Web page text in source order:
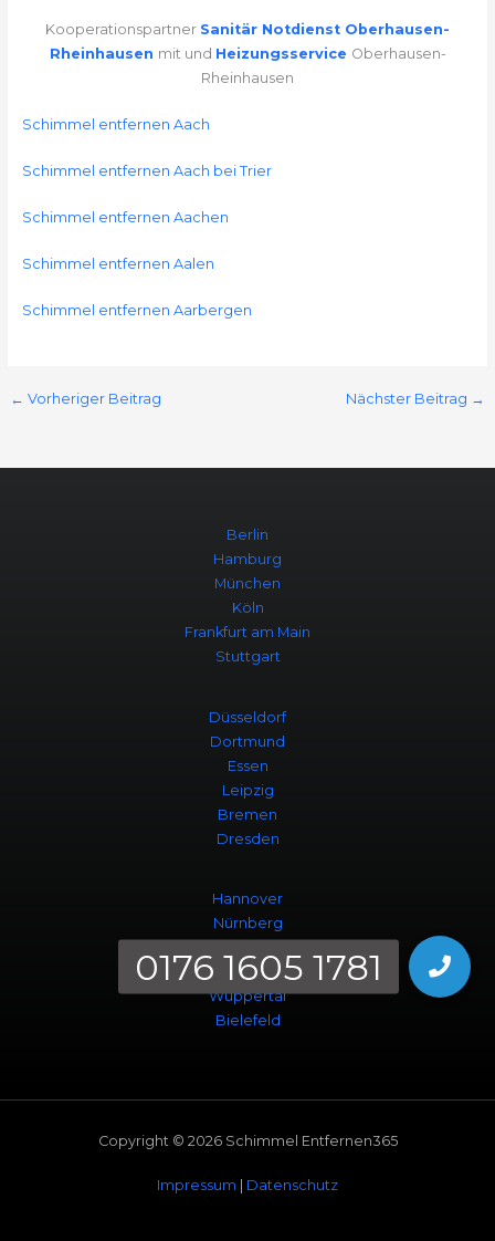
Kooperationspartner Sanitär Notdienst Oberhausen-
Rheinhausen mit und Heizungsservice Oberhausen-
Rheinhausen
Schimmel entfernen Aach
Schimmel entfernen Aach bei Trier
Schimmel entfernen Aachen
Schimmel entfernen Aalen
Schimmel entfernen Aarbergen
← Vorheriger Beitrag Nächster Beitrag →
Berlin
Hamburg
München
Köln
Frankfurt am Main
Stuttgart
Düsseldorf
Dortmund
Essen
Leipzig
Bremen
Dresden
Hannover
Nürnberg
Bochum
Wuppertal
Bielefeld
Copyright © 2026 Schimmel Entfernen365
Impressum | Datenschutz